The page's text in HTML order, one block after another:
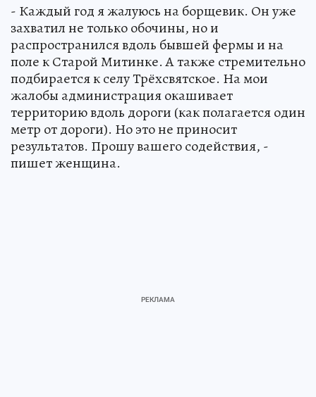
- Каждый год я жалуюсь на борщевик. Он уже
захватил не только обочины, но и
распространился вдоль бывшей фермы и на
поле к Старой Митинке. А также стремительно
подбирается к селу Трёхсвятское. На мои
жалобы администрация окашивает
территорию вдоль дороги (как полагается один
метр от дороги). Но это не приносит
результатов. Прошу вашего содействия, -
пишет женщина.